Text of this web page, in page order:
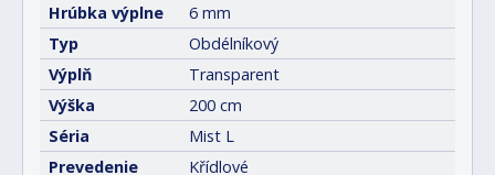
Hrúbka výplne
6 mm
Typ
Obdélníkový
Výplň
Transparent
Výška
200 cm
Séria
Mist L
Prevedenie
Křídlové